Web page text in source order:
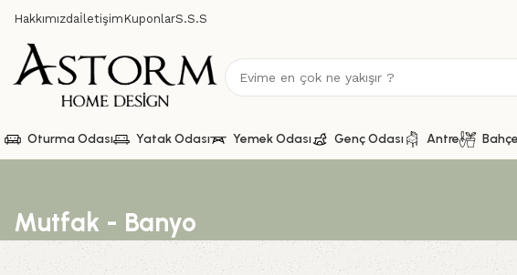
Hakkımızdaİletişim KuponlarS.S.S
Oturma Odası Yatak Odası Yemek Odası Genç Odası Antre Bahçe
Mutfak - Banyo